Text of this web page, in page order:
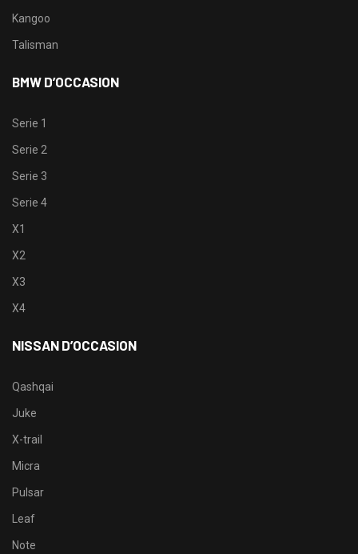
Kangoo
Talisman
BMW D’OCCASION
Serie 1
Serie 2
Serie 3
Serie 4
X1
X2
X3
X4
NISSAN D’OCCASION
Qashqai
Juke
X-trail
Micra
Pulsar
Leaf
Note